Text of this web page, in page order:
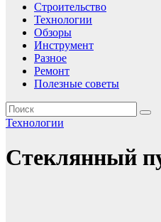
Строительство
Технологии
Обзоры
Инструмент
Разное
Ремонт
Полезные советы
Технологии
Стеклянный